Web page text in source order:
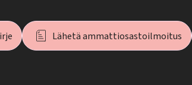
Lähetä ammattiosastoilmoitus